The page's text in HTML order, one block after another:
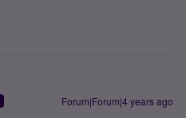
Forum|Forum|4 years ago